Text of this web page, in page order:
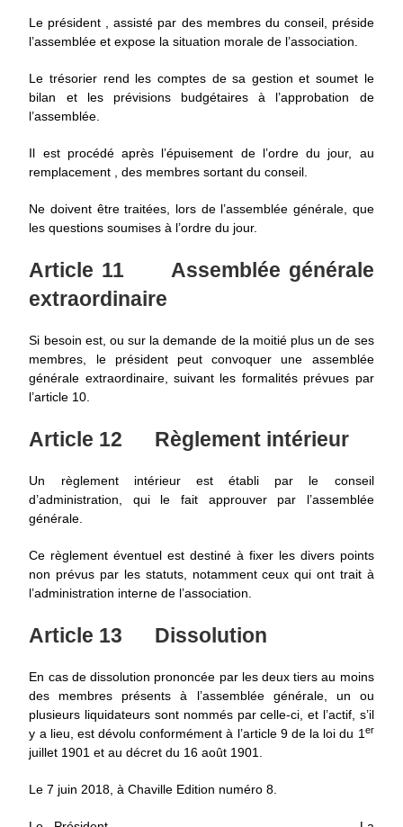
Le président , assisté par des membres du conseil, préside
l’assemblée et expose la situation morale de l’association.
Le trésorier rend les comptes de sa gestion et soumet le
bilan et les prévisions budgétaires à l’approbation de
l’assemblée.
Il est procédé après l’épuisement de l’ordre du jour, au
remplacement , des membres sortant du conseil.
Ne doivent être traitées, lors de l’assemblée générale, que
les questions soumises à l’ordre du jour.
Article 11
Assemblée générale
extraordinaire
Si besoin est, ou sur la demande de la moitié plus un de ses
membres, le président peut convoquer une assemblée
générale extraordinaire, suivant les formalités prévues par
l’article 10.
Article 12 Règlement intérieur
Un règlement intérieur est établi par le conseil
d’administration, qui le fait approuver par l’assemblée
générale.
Ce règlement éventuel est destiné à fixer les divers points
non prévus par les statuts, notamment ceux qui ont trait à
l’administration interne de l’association.
Article 13 Dissolution
En cas de dissolution prononcée par les deux tiers au moins
des membres présents à l’assemblée générale, un ou
plusieurs liquidateurs sont nommés par celle-ci, et l’actif, s’il
y a lieu, est dévolu conformément à l’article 9 de la loi du 1 er
juillet 1901 et au décret du 16 août 1901.
Le 7 juin 2018, à Chaville Edition numéro 8.